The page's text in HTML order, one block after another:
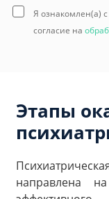
Я ознакомлен(а) с
согласие на
Этапы
направлена